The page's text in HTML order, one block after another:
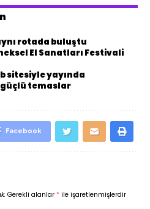
rotada buluştu
El Sanatları Festivali
sitesiyle yayında
güçlü temaslar
Facebook
Gerekli alanlar * ile işaretlenmişlerdir